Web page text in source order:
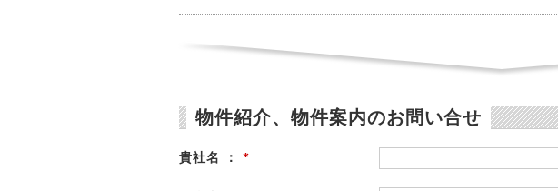
物件紹介、物件案内のお問い合せ
貴社名 ： *